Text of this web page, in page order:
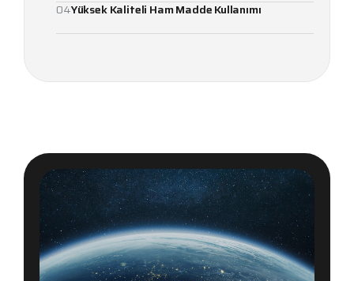
04Yüksek Kaliteli Ham Madde Kullanımı